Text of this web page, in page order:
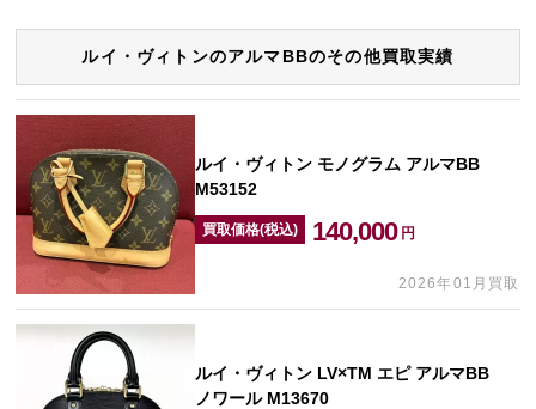
ルイ・ヴィトンのアルマBBのその他買取実績
ルイ・ヴィトン モノグラム アルマBB
M53152
買取価格(税込) 140,000 円
2026年01月買取
ルイ・ヴィトン LV×TM エピ アルマBB
ノワール M13670